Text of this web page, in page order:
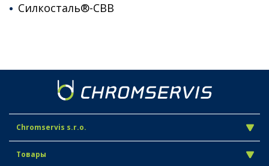
Силкосталь®-СВВ
Chromservis s.r.o.
Товары